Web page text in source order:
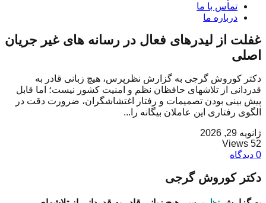
تماس با ما
درباره ما
غفلت از لیدرهای فعال در رسانه های غیر جریان
اصلی
دکتر کوروش گرجی به گزارش نظرپرس، هیچ زبانی قادر به
قدردانی از تلاشهای حافظان نظم و امنیت کشور نیست؛ اما قابل
پیش بینی بودن تصمیمات و رفتار اغتشاشگران، ضرورت دقت در
الگوی رفتاری این عاملان بیگانه را...
ژانویه 29, 2026
52 Views
0 دیدگاه
دکتر کوروش گرجی